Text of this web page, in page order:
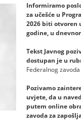
Informiramo
za učešće u
2026 biti otvoren
godine, u
Tekst Javnog
dostupan je u
Federalnog
Pozivamo
uvjete, da u
putem online
zavoda za